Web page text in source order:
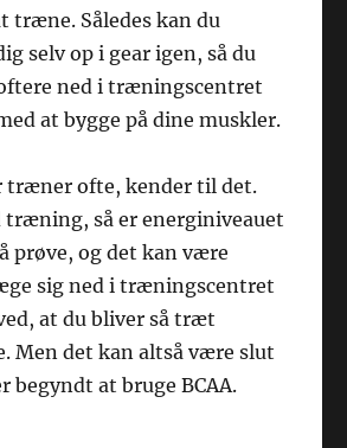
træne. Således kan du
selv op i gear igen, så du
ned i træningscentret
at bygge på dine muskler.
træner ofte, kender til det.
træning, så er energiniveauet
prøve, og det kan være
sig ned i træningscentret
at du bliver så træt
Men det kan altså være slut
begyndt at bruge BCAA.